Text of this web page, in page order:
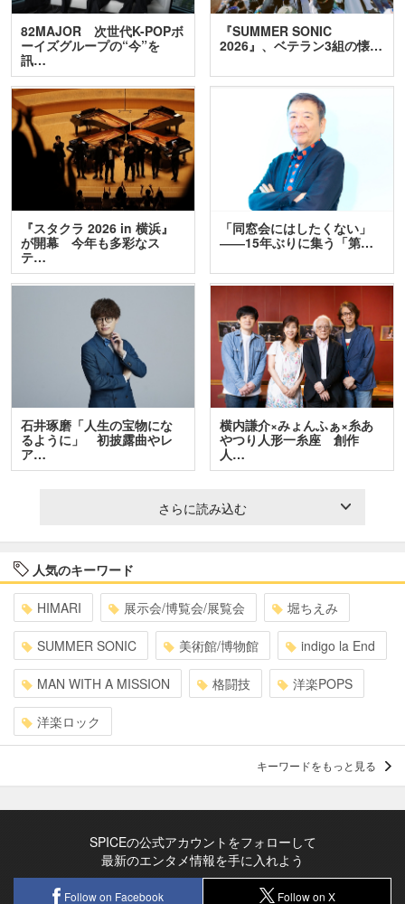
82MAJOR 次世代K-POPボ
ーイズグループの“今”を
訊…
『SUMMER SONIC
2026』、ベテラン3組の懐…
『スタクラ 2026 in 横浜』
が開幕 今年も多彩なス
テ…
「同窓会にはしたくない」
――15年ぶりに集う「第…
石井琢磨「人生の宝物にな
るように」 初披露曲やレ
ア…
横内謙介×みょんふぁ×糸あ
やつり人形一糸座 創作
人…
さらに読み込む
人気のキーワード
HIMARI 展示会/博覧会/展覧会 堀ちえみ
SUMMER SONIC 美術館/博物館 indigo la End
MAN WITH A MISSION 格闘技 洋楽POPS
洋楽ロック
キーワードをもっと見る
SPICEの公式アカウントをフォローして
最新のエンタメ情報を手に入れよう
Follow on Facebook Follow on X